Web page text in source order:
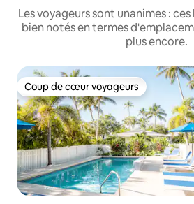
Les voyageurs sont unanimes :
bien notés en termes
plus encore.
Coup de cœur voyageurs
Coup de cœur voyageurs